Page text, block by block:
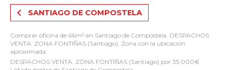
SANTIAGO DE COMPOSTELA
Comprar oficina de 66m² en Santiago de Compostela. DESPACHOS
VENTA. ZONA FONTIÑAS (Santiago). Zona con la ubicación
aproximada.
DESPACHOS VENTA. ZONA FONTIÑAS (Santiago) por 35.000€.